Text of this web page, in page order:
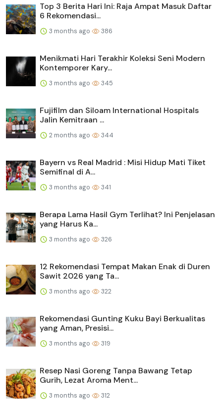
Top 3 Berita Hari Ini: Raja Ampat Masuk Daftar
6 Rekomendasi...
3 months ago 386
Menikmati Hari Terakhir Koleksi Seni Modern
Kontemporer Kary...
3 months ago 345
Fujifilm dan Siloam International Hospitals
Jalin Kemitraan ...
2 months ago 344
Bayern vs Real Madrid : Misi Hidup Mati Tiket
Semifinal di A...
3 months ago 341
Berapa Lama Hasil Gym Terlihat? Ini Penjelasan
yang Harus Ka...
3 months ago 326
12 Rekomendasi Tempat Makan Enak di Duren
Sawit 2026 yang Ta...
3 months ago 322
Rekomendasi Gunting Kuku Bayi Berkualitas
yang Aman, Presisi...
3 months ago 319
Resep Nasi Goreng Tanpa Bawang Tetap
Gurih, Lezat Aroma Ment...
3 months ago 312